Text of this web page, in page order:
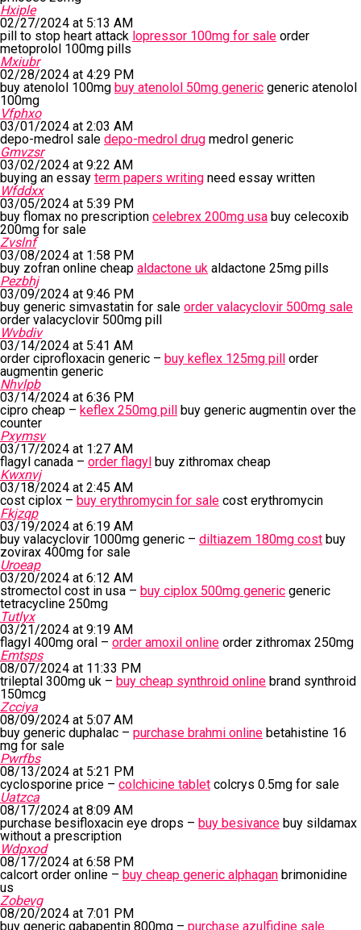
Hxiple
02/27/2024 at 5:13 AM
pill to stop heart attack lopressor 100mg for sale order
metoprolol 100mg pills
Mxiubr
02/28/2024 at 4:29 PM
buy atenolol 100mg buy atenolol 50mg generic generic atenolol
100mg
Vfphxo
03/01/2024 at 2:03 AM
depo-medrol sale depo-medrol drug medrol generic
Gmvzsr
03/02/2024 at 9:22 AM
buying an essay term papers writing need essay written
Wfddxx
03/05/2024 at 5:39 PM
buy flomax no prescription celebrex 200mg usa buy celecoxib
200mg for sale
Zvslnf
03/08/2024 at 1:58 PM
buy zofran online cheap aldactone uk aldactone 25mg pills
Pezbhj
03/09/2024 at 9:46 PM
buy generic simvastatin for sale order valacyclovir 500mg sale
order valacyclovir 500mg pill
Wvbdiv
03/14/2024 at 5:41 AM
order ciprofloxacin generic – buy keflex 125mg pill order
augmentin generic
Nhvlpb
03/14/2024 at 6:36 PM
cipro cheap – keflex 250mg pill buy generic augmentin over the
counter
Pxymsv
03/17/2024 at 1:27 AM
flagyl canada – order flagyl buy zithromax cheap
Kwxnvj
03/18/2024 at 2:45 AM
cost ciplox – buy erythromycin for sale cost erythromycin
Fkjzqp
03/19/2024 at 6:19 AM
buy valacyclovir 1000mg generic – diltiazem 180mg cost buy
zovirax 400mg for sale
Uroeap
03/20/2024 at 6:12 AM
stromectol cost in usa – buy ciplox 500mg generic generic
tetracycline 250mg
Tutlyx
03/21/2024 at 9:19 AM
flagyl 400mg oral – order amoxil online order zithromax 250mg
Emtsps
08/07/2024 at 11:33 PM
trileptal 300mg uk – buy cheap synthroid online brand synthroid
150mcg
Zcciya
08/09/2024 at 5:07 AM
buy generic duphalac – purchase brahmi online betahistine 16
mg for sale
Pwrfbs
08/13/2024 at 5:21 PM
cyclosporine price – colchicine tablet colcrys 0.5mg for sale
Uatzca
08/17/2024 at 8:09 AM
purchase besifloxacin eye drops – buy besivance buy sildamax
without a prescription
Wdpxod
08/17/2024 at 6:58 PM
calcort order online – buy cheap generic alphagan brimonidine
us
Zobevg
08/20/2024 at 7:01 PM
buy generic gabapentin 800mg – purchase azulfidine sale